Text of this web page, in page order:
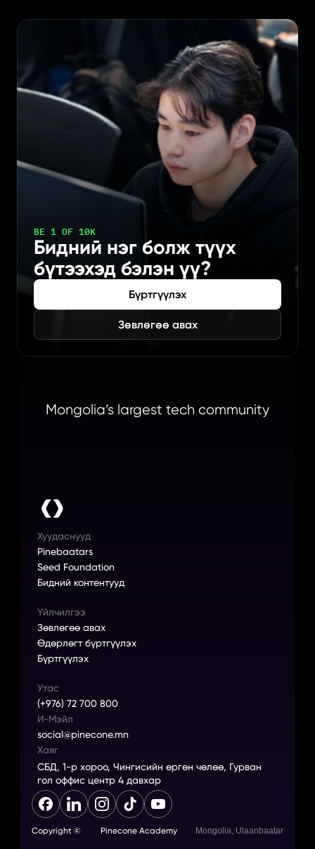
BE 1 OF 10K
Бидний нэг болж түүх
бүтээхэд бэлэн үү?
Бүртгүүлэх
Зөвлөгөө авах
Mongolia’s largest tech community
Хуудаснууд
Pinebaatars
Seed Foundation
Бидний контентууд
Үйлчилгээ
Зөвлөгөө авах
Өдөрлөгт бүртгүүлэх
Бүртгүүлэх
Утас
(+976) 72 700 800
И-Мэйл
social@pinecone.mn
Хаяг
СБД, 1-р хороо, Чингисийн өргөн чөлөө, Гурван
гол оффис центр 4 давхар
Copyright © Pinecone Academy Mongolia, Ulaanbaatar